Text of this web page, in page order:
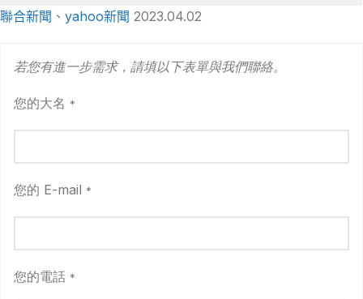
聯合新聞 、 yahoo新聞 2023.04.02
若您有進一步需求，請填以下表單與我們聯絡。
您的大名 *
您的 E-mail *
您的電話 *